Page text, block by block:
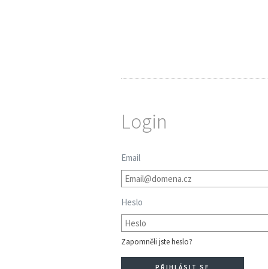
Login
Email
Heslo
Zapomněli jste heslo?